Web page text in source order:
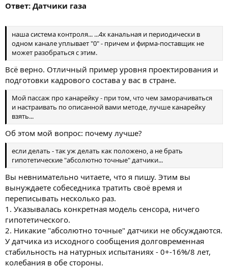
Ответ: Датчики газа
наша система контроля... ...4х канальная и периодически в
одном канале уплывает "0" - причем и фирма-поставщик не
может разобраться с этим.
Всё верно. Отличный пример уровня проектирования и
подготовки кадрового состава у вас в стране.
Мой пассаж про канарейку - при том, что чем заморачиваться
и настраивать по описанной вами методе, лучше канарейку
взять...
Об этом мой вопрос: почему лучше?
если делать - так уж делать как положено, а не брать
гипотетические "абсолютно точные" датчики...
Вы невнимательно читаете, что я пишу. Этим вы
вынуждаете собеседника тратить своё время и
переписывать несколько раз.
1. Указывалась конкретная модель сенсора, ничего
гипотетического.
2. Никакие "абсолютно точные" датчики не обсуждаются.
У датчика из исходного сообщения долговременная
стабильность на натурных испытаниях - 0+-16%/8 лет,
колебания в обе стороны.